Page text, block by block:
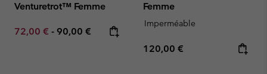
Venturetrot™ Femme
Minimum sale price:
72,00 € - Maximum price:
90,00 €
Femme
Imperméable
Regular price:
120,00 €